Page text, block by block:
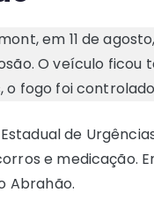
em 11 de
O veículo
o fogo foi
de
e medicação.
Abrahão.